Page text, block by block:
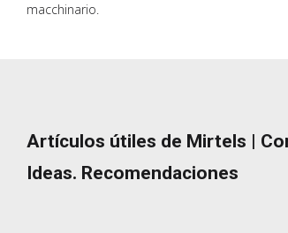
macchinario.
Artículos útiles de Mirtels |
Ideas. Recomendaciones